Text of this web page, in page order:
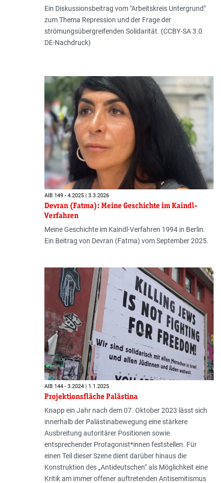
Ein Diskussionsbeitrag vom "Arbeitskreis Untergrund"
zum Thema Repression und der Frage der
strömungsübergreifenden Solidarität. (CCBY-SA 3.0
DE-Nachdruck)
AIB 149 - 4.2025 | 3.3.2026
Devran (Fatma): Meine Geschichte im Kaindl-
Verfahren
Meine Geschichte im Kaindl-Verfahren 1994 in Berlin.
Ein Beitrag von Devran (Fatma) vom September 2025.
AIB 144 - 3.2024 | 1.1.2025
Projektionsfläche Palästina
Knapp ein Jahr nach dem 07. Oktober 2023 lässt sich
innerhalb der Palästinabewegung eine stärkere
Ausbreitung autoritärer Positionen sowie
entsprechender Protagonist*innen feststellen. Für
einen Teil dieser Szene dient darüber hinaus die
Konstruktion des „Antideutschen“ als Möglichkeit eine
Kritik am immer offener auftretenden Antisemitismus